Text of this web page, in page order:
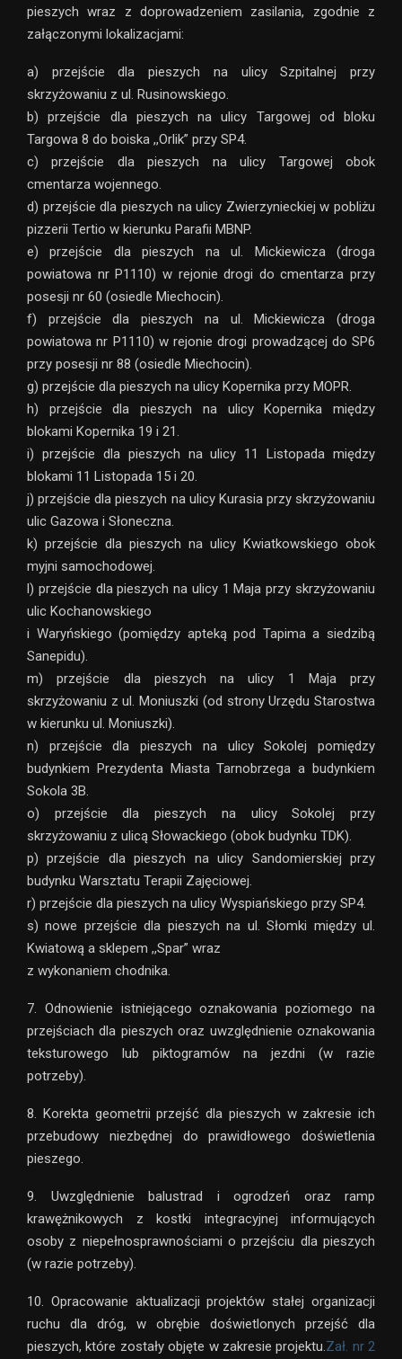
pieszych wraz z doprowadzeniem zasilania, zgodnie z
załączonymi lokalizacjami:
a) przejście dla pieszych na ulicy Szpitalnej przy
skrzyżowaniu z ul. Rusinowskiego.
b) przejście dla pieszych na ulicy Targowej od bloku
Targowa 8 do boiska ,,Orlik” przy SP4.
c) przejście dla pieszych na ulicy Targowej obok
cmentarza wojennego.
d) przejście dla pieszych na ulicy Zwierzynieckiej w pobliżu
pizzerii Tertio w kierunku Parafii MBNP.
e) przejście dla pieszych na ul. Mickiewicza (droga
powiatowa nr P1110) w rejonie drogi do cmentarza przy
posesji nr 60 (osiedle Miechocin).
f) przejście dla pieszych na ul. Mickiewicza (droga
powiatowa nr P1110) w rejonie drogi prowadzącej do SP6
przy posesji nr 88 (osiedle Miechocin).
g) przejście dla pieszych na ulicy Kopernika przy MOPR.
h) przejście dla pieszych na ulicy Kopernika między
blokami Kopernika 19 i 21.
i) przejście dla pieszych na ulicy 11 Listopada między
blokami 11 Listopada 15 i 20.
j) przejście dla pieszych na ulicy Kurasia przy skrzyżowaniu
ulic Gazowa i Słoneczna.
k) przejście dla pieszych na ulicy Kwiatkowskiego obok
myjni samochodowej.
l) przejście dla pieszych na ulicy 1 Maja przy skrzyżowaniu
ulic Kochanowskiego
i Waryńskiego (pomiędzy apteką pod Tapima a siedzibą
Sanepidu).
m) przejście dla pieszych na ulicy 1 Maja przy
skrzyżowaniu z ul. Moniuszki (od strony Urzędu Starostwa
w kierunku ul. Moniuszki).
n) przejście dla pieszych na ulicy Sokolej pomiędzy
budynkiem Prezydenta Miasta Tarnobrzega a budynkiem
Sokola 3B.
o) przejście dla pieszych na ulicy Sokolej przy
skrzyżowaniu z ulicą Słowackiego (obok budynku TDK).
p) przejście dla pieszych na ulicy Sandomierskiej przy
budynku Warsztatu Terapii Zajęciowej.
r) przejście dla pieszych na ulicy Wyspiańskiego przy SP4.
s) nowe przejście dla pieszych na ul. Słomki między ul.
Kwiatową a sklepem ,,Spar” wraz
z wykonaniem chodnika.
7. Odnowienie istniejącego oznakowania poziomego na
przejściach dla pieszych oraz uwzględnienie oznakowania
teksturowego lub piktogramów na jezdni (w razie
potrzeby).
8. Korekta geometrii przejść dla pieszych w zakresie ich
przebudowy niezbędnej do prawidłowego doświetlenia
pieszego.
9. Uwzględnienie balustrad i ogrodzeń oraz ramp
krawężnikowych z kostki integracyjnej informujących
osoby z niepełnosprawnościami o przejściu dla pieszych
(w razie potrzeby).
10. Opracowanie aktualizacji projektów stałej organizacji
ruchu dla dróg, w obrębie doświetlonych przejść dla
pieszych, które zostały objęte w zakresie projektu. Zał. nr 2